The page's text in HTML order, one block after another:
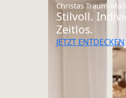
Christas Traum-
Stilvoll.
Zeitlos.
JETZT ENTDECKEN